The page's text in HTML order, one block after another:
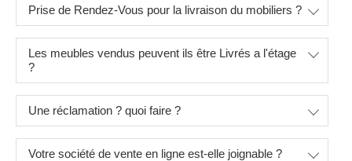
Prise de Rendez-Vous pour la livraison du mobiliers ?
Les meubles vendus peuvent ils être Livrés a l'étage
?
Une réclamation ? quoi faire ?
Votre société de vente en ligne est-elle joignable ?